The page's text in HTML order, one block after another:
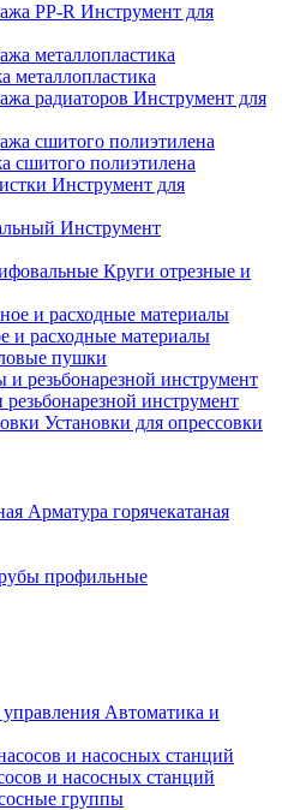
Инструмент для
металлопластика
Инструмент для
сшитого полиэтилена
Инструмент для
Инструмент
Круги отрезные и
и расходные материалы
пушки
инструмент
Установки для опрессовки
Арматура горячекатаная
профильные
Автоматика и
и насосных станций
группы